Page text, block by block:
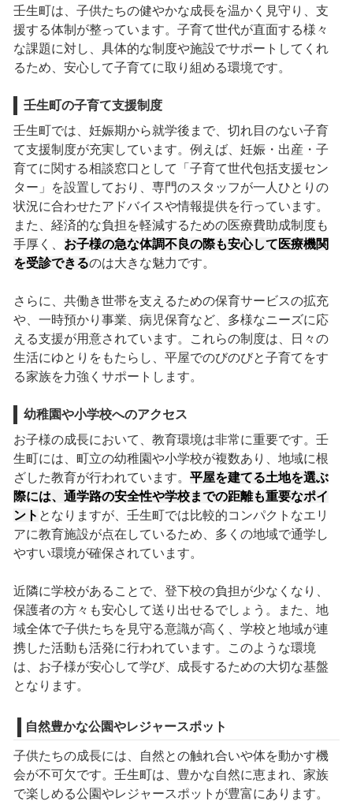
壬生町は、子供たちの健やかな成長を温かく見守り、支
援する体制が整っています。子育て世代が直面する様々
な課題に対し、具体的な制度や施設でサポートしてくれ
るため、安心して子育てに取り組める環境です。
壬生町の子育て支援制度
壬生町では、妊娠期から就学後まで、切れ目のない子育
て支援制度が充実しています。例えば、妊娠・出産・子
育てに関する相談窓口として「子育て世代包括支援セン
ター」を設置しており、専門のスタッフが一人ひとりの
状況に合わせたアドバイスや情報提供を行っています。
また、経済的な負担を軽減するための医療費助成制度も
手厚く、 お子様の急な体調不良の際も安心して医療機関
を受診できるのは大きな魅力です。
さらに、共働き世帯を支えるための保育サービスの拡充
や、一時預かり事業、病児保育など、多様なニーズに応
える支援が用意されています。これらの制度は、日々の
生活にゆとりをもたらし、平屋でのびのびと子育てをす
る家族を力強くサポートします。
幼稚園や小学校へのアクセス
お子様の成長において、教育環境は非常に重要です。壬
生町には、町立の幼稚園や小学校が複数あり、地域に根
ざした教育が行われています。 平屋を建てる土地を選ぶ
際には、通学路の安全性や学校までの距離も重要なポイ
ント となりますが、壬生町では比較的コンパクトなエリ
アに教育施設が点在しているため、多くの地域で通学し
やすい環境が確保されています。
近隣に学校があることで、登下校の負担が少なくなり、
保護者の方々も安心して送り出せるでしょう。また、地
域全体で子供たちを見守る意識が高く、学校と地域が連
携した活動も活発に行われています。このような環境
は、お子様が安心して学び、成長するための大切な基盤
となります。
自然豊かな公園やレジャースポット
子供たちの成長には、自然との触れ合いや体を動かす機
会が不可欠です。壬生町は、豊かな自然に恵まれ、家族
で楽しめる公園やレジャースポットが豊富にあります。